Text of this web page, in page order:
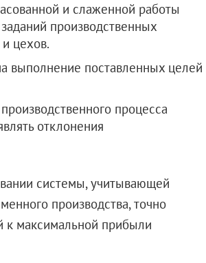
и слаженной работы
производственных
цехов.
выполнение поставленных целей
процесса
отклонения
системы, учитывающей
производства, точно
к максимальной прибыли